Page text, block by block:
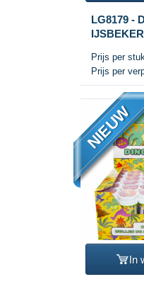
LG8179 -
Prijs per
Prijs per
NIEUW
In